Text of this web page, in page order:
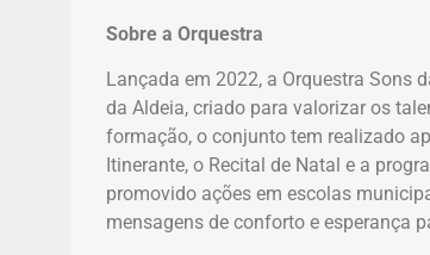
Sobre a Orquestra
Lançada em 2022, a Orquestra Sons
da Aldeia, criado para valorizar os
formação, o conjunto tem realizado
Itinerante, o Recital de Natal e a
promovido ações em escolas
mensagens de conforto e esperança